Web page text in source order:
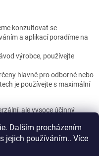
Dalším procházením
jejich používáním.. Více
konzultovat se
a aplikací poradíme na
výrobce, používejte
hlavně pro odborné nebo
je používejte s maximální
ale vysoce účinný